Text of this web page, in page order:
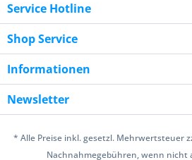
Service Hotline
Shop Service
Informationen
Newsletter
* Alle Preise inkl. gesetzl. Mehrwertsteuer
Nachnahmegebühren, wenn nicht